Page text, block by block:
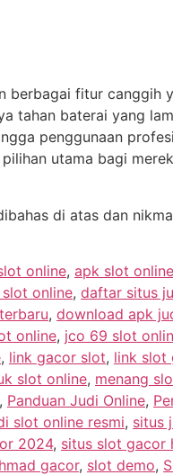
berbagai fitur canggih
tahan baterai yang
penggunaan
utama bagi
di atas dan
online, apk slot
online, daftar situs
, download apk
online, jco 69 slot
, link gacor slot, link slot
slot online, menang
, Panduan Judi Online,
slot online resmi, situs
2024, situs slot gacor
gacor, slot demo,